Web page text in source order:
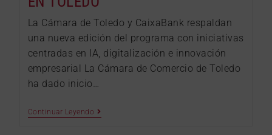
La Cámara de Toledo y CaixaBank respaldan
una nueva edición del programa con iniciativas
centradas en IA, digitalización e innovación
empresarial La Cámara de Comercio de Toledo
ha dado inicio…
Continuar Leyendo